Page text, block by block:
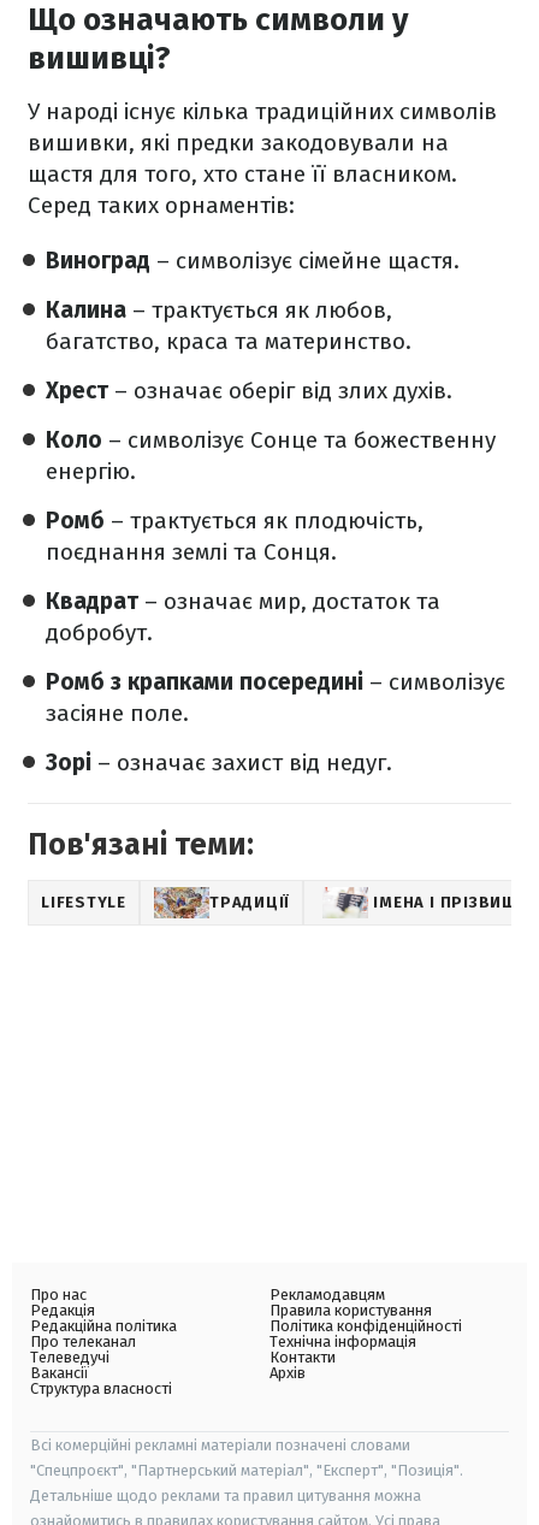
Що означають символи у
вишивці?
У народі існує кілька традиційних символів
вишивки, які предки закодовували на
щастя для того, хто стане її власником.
Серед таких орнаментів:
Виноград – символізує сімейне щастя.
Калина – трактується як любов,
багатство, краса та материнство.
Хрест– означає оберіг від злих духів.
Коло – символізує Сонце та божественну
енергію.
Ромб – трактується як плодючість,
поєднання землі та Сонця.
Квадрат– означає мир, достаток та
добробут.
Ромб з крапками посередині – символізує
засіяне поле.
Зорі – означає захист від недуг.
Пов'язані теми:
LIFESTYLE ТРАДИЦІЇ ІМЕНА І ПРІЗВИЩА
Про нас
Редакція
Редакційна політика
Про телеканал
Телеведучі
Вакансії
Структура власності
Рекламодавцям
Правила користування
Політика конфіденційності
Технічна інформація
Контакти
Архів
Всі комерційні рекламні матеріали позначені словами
"Спецпроєкт", "Партнерський матеріал", "Експерт", "Позиція".
Детальніше щодо реклами та правил цитування можна
ознайомитись в правилах користування сайтом. Усі права